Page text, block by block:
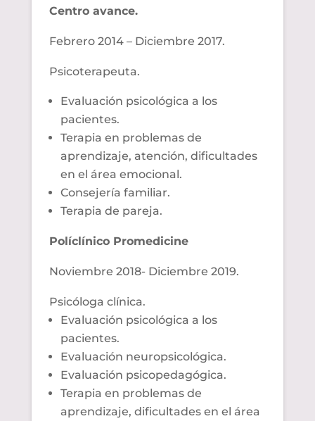
Centro avance.
Febrero 2014 – Diciembre 2017.
Psicoterapeuta.
Evaluación psicológica a los
pacientes.
Terapia en problemas de
aprendizaje, atención, dificultades
en el área emocional.
Consejería familiar.
Terapia de pareja.
Políclínico Promedicine
Noviembre 2018- Diciembre 2019.
Psicóloga clínica.
Evaluación psicológica a los
pacientes.
Evaluación neuropsicológica.
Evaluación psicopedagógica.
Terapia en problemas de
aprendizaje, dificultades en el área